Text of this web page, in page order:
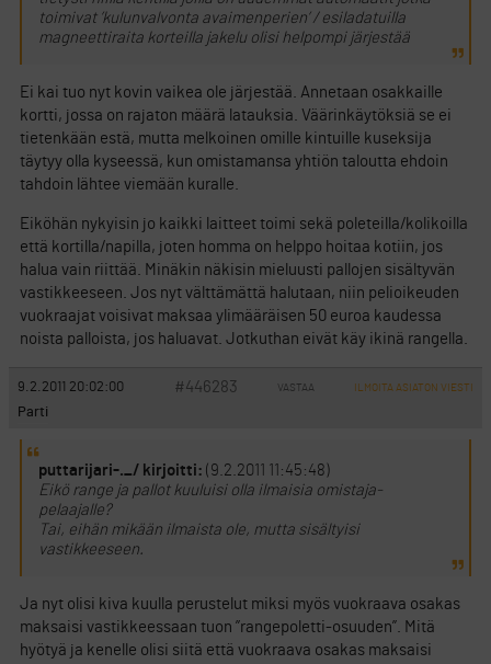
toimivat ’kulunvalvonta avaimenperien’ / esiladatuilla
magneettiraita korteilla jakelu olisi helpompi järjestää
Ei kai tuo nyt kovin vaikea ole järjestää. Annetaan osakkaille
kortti, jossa on rajaton määrä latauksia. Väärinkäytöksiä se ei
tietenkään estä, mutta melkoinen omille kintuille kuseksija
täytyy olla kyseessä, kun omistamansa yhtiön taloutta ehdoin
tahdoin lähtee viemään kuralle.
Eiköhän nykyisin jo kaikki laitteet toimi sekä poleteilla/kolikoilla
että kortilla/napilla, joten homma on helppo hoitaa kotiin, jos
halua vain riittää. Minäkin näkisin mieluusti pallojen sisältyvän
vastikkeeseen. Jos nyt välttämättä halutaan, niin pelioikeuden
vuokraajat voisivat maksaa ylimääräisen 50 euroa kaudessa
noista palloista, jos haluavat. Jotkuthan eivät käy ikinä rangella.
9.2.2011 20:02:00 #446283 VASTAA ILMOITA ASIATON VIESTI
Parti
puttarijari-._/ kirjoitti: (9.2.2011 11:45:48)
Eikö range ja pallot kuuluisi olla ilmaisia omistaja-
pelaajalle?
Tai, eihän mikään ilmaista ole, mutta sisältyisi
vastikkeeseen.
Ja nyt olisi kiva kuulla perustelut miksi myös vuokraava osakas
maksaisi vastikkeessaan tuon ”rangepoletti-osuuden”. Mitä
hyötyä ja kenelle olisi siitä että vuokraava osakas maksaisi